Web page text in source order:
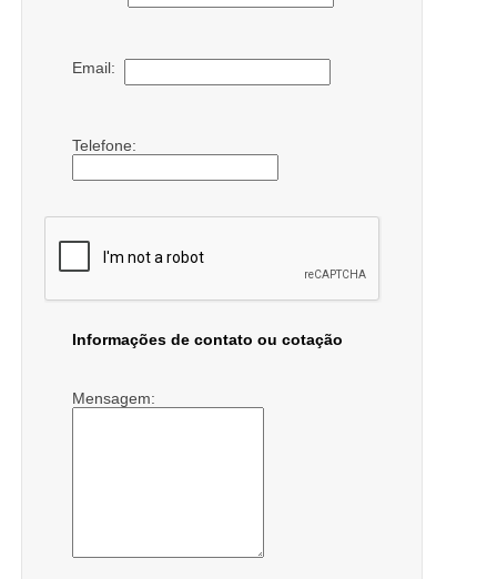
Email:
Telefone:
Informações de contato ou cotação
Mensagem: